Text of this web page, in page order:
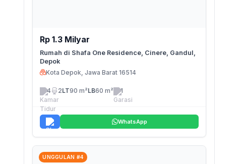
Rp 1.3 Milyar
Rumah di Shafa One Residence, Cinere, Gandul,
Depok
Kota Depok, Jawa Barat 16514
4 2LT90 m²LB60 m² 1
WhatsApp
UNGGULAN #4